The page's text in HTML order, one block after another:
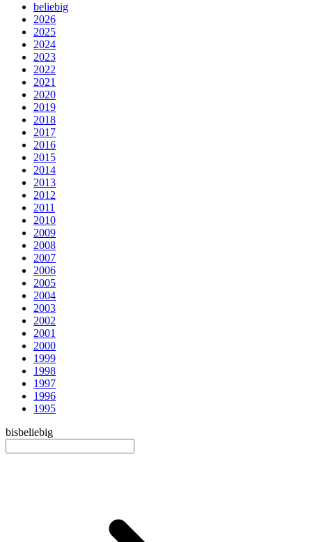
beliebig
2026
2025
2024
2023
2022
2021
2020
2019
2018
2017
2016
2015
2014
2013
2012
2011
2010
2009
2008
2007
2006
2005
2004
2003
2002
2001
2000
1999
1998
1997
1996
1995
bisbeliebig